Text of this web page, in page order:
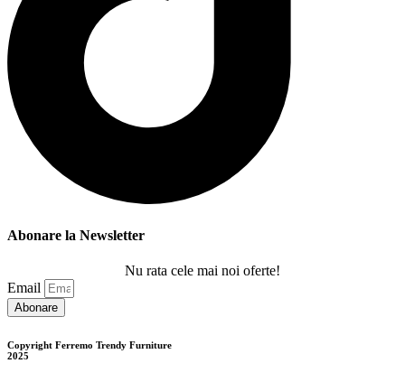
Abonare la Newsletter
Nu rata cele mai noi oferte!
Email
Abonare
Copyright Ferremo Trendy Furniture
2025